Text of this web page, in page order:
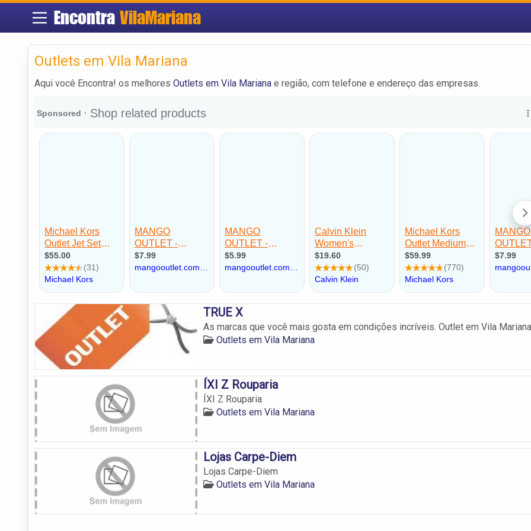
Encontra VilaMariana
Outlets em Vila Mariana
Aqui você Encontra! os melhores Outlets em Vila Mariana e região, com telefone e endereço das empresas.
TRUE X
As marcas que você mais gosta em condições incríveis. Outlet em Vila
Outlets em Vila Mariana
ÍXI Z Rouparia
ÍXI Z Rouparia
Outlets em Vila Mariana
Lojas Carpe-Diem
Lojas Carpe-Diem
Outlets em Vila Mariana